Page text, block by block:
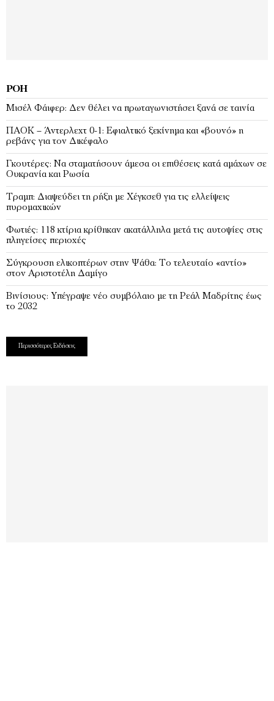
ΡΟΉ
Μισέλ Φάιφερ: Δεν θέλει να πρωταγωνιστήσει ξανά σε ταινία
ΠΑΟΚ – Άντερλεχτ 0-1: Εφιαλτικό ξεκίνημα και «βουνό» η
ρεβάνς για τον Δικέφαλο
Γκουτέρες: Να σταματήσουν άμεσα οι επιθέσεις κατά αμάχων σε
Ουκρανία και Ρωσία
Τραμπ: Διαψεύδει τη ρήξη με Χέγκσεθ για τις ελλείψεις
πυρομαχικών
Φωτιές: 118 κτίρια κρίθηκαν ακατάλληλα μετά τις αυτοψίες στις
πληγείσες περιοχές
Σύγκρουση ελικοπτέρων στην Ψάθα: Tο τελευταίο «αντίο»
στον Αριστοτέλη Δαμίγο
Βινίσιους: Υπέγραψε νέο συμβόλαιο με τη Ρεάλ Μαδρίτης έως
το 2032
Περισσότερες Ειδήσεις